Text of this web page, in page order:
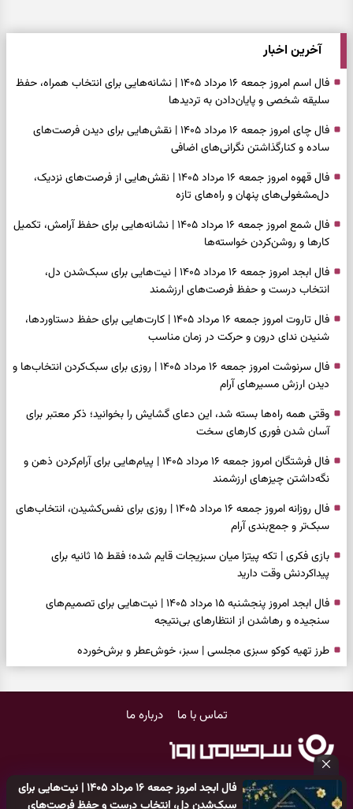
فال ابجد امروز جمعه ۱۶ مرداد ۱۴۰۵ | نیت‌هایی برای
آخرین اخبار
فال اسم امروز جمعه ۱۶ مرداد ۱۴۰۵ | نشانه‌هایی برای انتخاب همراه، حفظ
سلیقه شخصی و پایان‌دادن به تردیدها
فال چای امروز جمعه ۱۶ مرداد ۱۴۰۵ | نقش‌هایی برای دیدن فرصت‌های
ساده و کنارگذاشتن نگرانی‌های اضافی
فال قهوه امروز جمعه ۱۶ مرداد ۱۴۰۵ | نقش‌هایی از فرصت‌های نزدیک،
دل‌مشغولی‌های پنهان و راه‌های تازه
فال شمع امروز جمعه ۱۶ مرداد ۱۴۰۵ | نشانه‌هایی برای حفظ آرامش، تکمیل
کارها و روشن‌کردن خواسته‌ها
فال ابجد امروز جمعه ۱۶ مرداد ۱۴۰۵ | نیت‌هایی برای سبک‌شدن دل،
انتخاب درست و حفظ فرصت‌های ارزشمند
فال تاروت امروز جمعه ۱۶ مرداد ۱۴۰۵ | کارت‌هایی برای حفظ دستاوردها،
شنیدن ندای درون و حرکت در زمان مناسب
فال سرنوشت امروز جمعه ۱۶ مرداد ۱۴۰۵ | روزی برای سبک‌کردن انتخاب‌ها و
دیدن ارزش مسیرهای آرام
وقتی همه راه‌ها بسته شد، این دعای گشایش را بخوانید؛ ذکر معتبر برای
آسان شدن فوری کارهای سخت
فال فرشتگان امروز جمعه ۱۶ مرداد ۱۴۰۵ | پیام‌هایی برای آرام‌کردن ذهن و
نگه‌داشتن چیزهای ارزشمند
فال روزانه امروز جمعه ۱۶ مرداد ۱۴۰۵ | روزی برای نفس‌کشیدن، انتخاب‌های
سبک‌تر و جمع‌بندی آرام
بازی فکری | تکه پیتزا میان سبزیجات قایم شده؛ فقط ۱۵ ثانیه برای
پیداکردنش وقت دارید
فال ابجد امروز پنجشنبه ۱۵ مرداد ۱۴۰۵ | نیت‌هایی برای تصمیم‌های
سنجیده و رهاشدن از انتظارهای بی‌نتیجه
طرز تهیه کوکو سبزی مجلسی | سبز، خوش‌عطر و برش‌خورده
باارزش‌ترین چیز زندگی‌تان را نشان می‌دهد
انتخاب مسیرهای کم‌هزینه‌تر
تماس با ما درباره ما
کلیه حقوق مادی و معنوی این سایت متعلق بهپایگاه خبری سرگرمی روز